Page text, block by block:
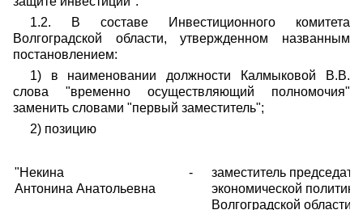
1.2. В составе Инвестиционного комитета
Волгоградской области, утвержденном названным
постановлением:
1) в наименовании должности Калмыковой В.В.
слова "временно осуществляющий полномочия"
заменить словами "первый заместитель";
2) позицию
"Некина
Антонина Анатольевна
-
заместитель
экономической
Волгоградской области,